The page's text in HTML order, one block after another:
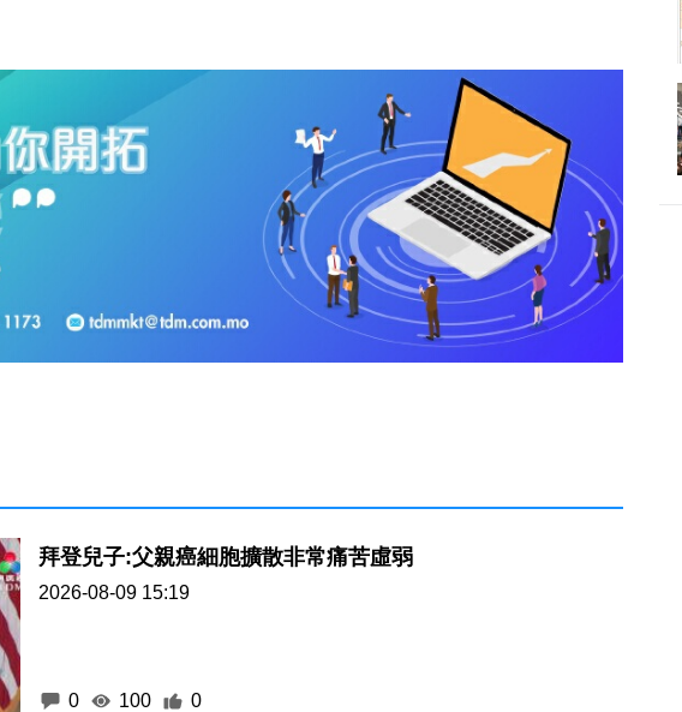
拜登兒子:父親癌細胞擴散非常痛苦虛弱
2026-08-09 15:19
0 100 0